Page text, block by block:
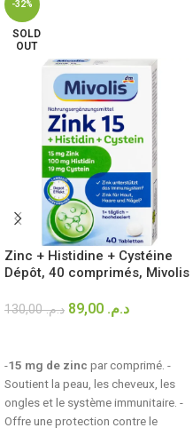
-32%
SOLD
OUT
Zinc + Histidine + Cystéine
Dépôt, 40 comprimés, Mivolis
د.م.130,00 د.م.
-15 mg de zinc par comprimé. -
Soutient la peau, les cheveux, les
ongles et le système immunitaire. -
Offre une protection contre le